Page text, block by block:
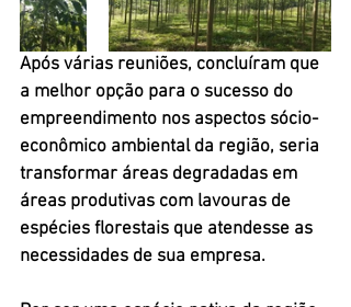
Após várias reuniões, concluíram que
a melhor opção para o sucesso do
empreendimento nos aspectos sócio-
econômico ambiental da região, seria
transformar áreas degradadas em
áreas produtivas com lavouras de
espécies florestais que atendesse as
necessidades de sua empresa.